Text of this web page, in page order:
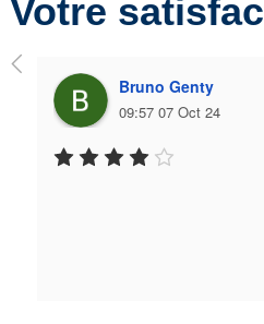
Votre
Bruno Genty
09:57 07 Oct 24